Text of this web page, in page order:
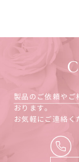
製品のご依頼やご
おります。
お気軽にご連絡く